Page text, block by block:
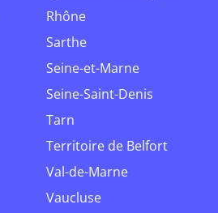
Rhône
Sarthe
Seine-et-Marne
Seine-Saint-Denis
Tarn
Territoire de Belfort
Val-de-Marne
Vaucluse